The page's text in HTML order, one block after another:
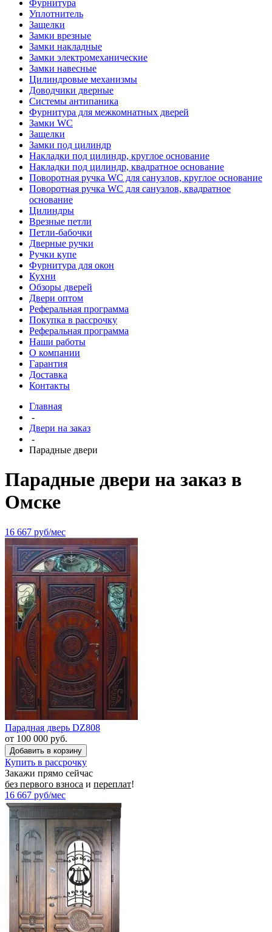
Фурнитура
Уплотнитель
Защелки
Замки врезные
Замки накладные
Замки электромеханические
Замки навесные
Цилиндровые механизмы
Доводчики дверные
Системы антипаника
Фурнитура для межкомнатных дверей
Замки WC
Защелки
Замки под цилиндр
Накладки под цилиндр, круглое основание
Накладки под цилиндр, квадратное основание
Поворотная ручка WC для санузлов, круглое основание
Поворотная ручка WC для санузлов, квадратное
основание
Цилиндры
Врезные петли
Петли-бабочки
Дверные ручки
Ручки купе
Фурнитура для окон
Кухни
Обзоры дверей
Двери оптом
Реферальная программа
Покупка в рассрочку
Реферальная программа
Наши работы
О компании
Гарантия
Доставка
Контакты
Главная
-
Двери на заказ
-
Парадные двери
Парадные двери на заказ в
Омске
16 667 руб/мес
Парадная дверь DZ808
от 100 000 руб.
Купить в рассрочку
Закажи прямо сейчас
без первого взноса и переплат!
16 667 руб/мес